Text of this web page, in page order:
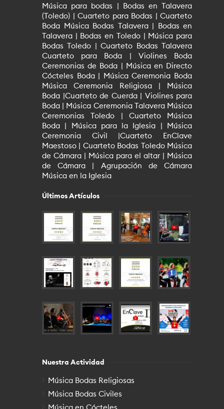
Música para bodas | Bodas en Talavera
(Toledo) | Cuarteto para Bodas | Cuarteto
Boda Música Bodas Talavera | Bodas en
Talavera | Bodas en Toledo | Música para
Bodas Toledo | Cuarteto Bodas Talavera
Cuarteto para Boda | Violines Boda
Ceremonias de Boda | Música en Directo
Cócteles Boda | Música Ceremonia Boda
Música Ceremonia Religiosa | Música
Boda |Cuarteto de Cuerda | Violines para
Boda | Música Ceremonia Talavera Música
Ceremonias Toledo | Cuarteto Música
Boda | Música para la Iglesia | Música
Ceremonia Civil |Cuarteto EnClave
Maestoso | Cuarteto Bodas Toledo Música
de Cámara | Música para el altar | Música
de Cámara | Agrupación de Cámara
Música en la Iglesia
Últimos Artículos
Nuestra Actividad
Música Bodas Religiosas
Música Bodas Civiles